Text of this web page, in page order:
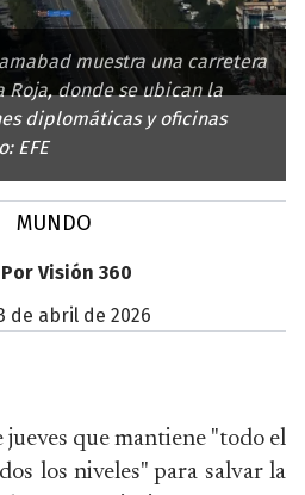
muestra una carretera
Roja, donde se ubican la
diplomáticas y oficinas
EFE
MUNDO
Por Visión 360
de abril de 2026
jueves que mantiene "todo el
los niveles" para salvar la